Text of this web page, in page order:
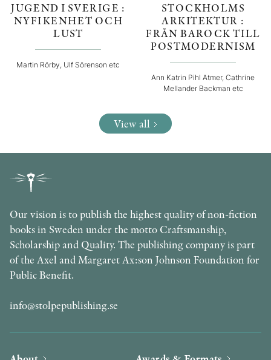
JUGEND I SVERIGE :
NYFIKENHET OCH
LUST
Martin Rörby, Ulf Sörenson etc
STOCKHOLMS
ARKITEKTUR :
FRÅN BAROCK TILL
POSTMODERNISM
Ann Katrin Pihl Atmer, Cathrine
Mellander Backman etc
View all
Our vision is to publish the highest quality of non-fiction
books in Sweden under the motto Craftsmanship,
Scholarship and Quality. The publishing company is part
of the Axel and Margaret Ax:son Johnson Foundation for
Public Benefit.
info@stolpepublishing.se